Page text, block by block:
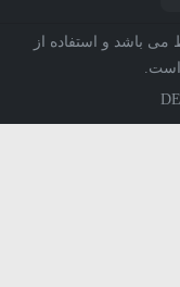
باشد و استفاده از
است.